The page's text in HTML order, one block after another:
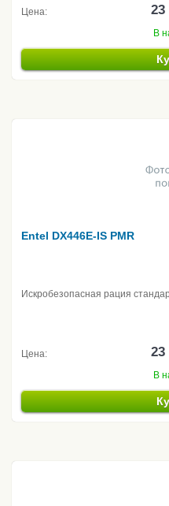
Цена: 23
В
Entel DX446E-IS PMR
Искробезопасная рация
Цена: 23
В